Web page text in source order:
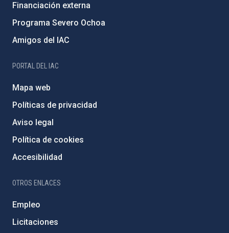
Financiación externa
Programa Severo Ochoa
Amigos del IAC
PORTAL DEL IAC
Mapa web
Políticas de privacidad
Aviso legal
Política de cookies
Accesibilidad
OTROS ENLACES
Empleo
Licitaciones